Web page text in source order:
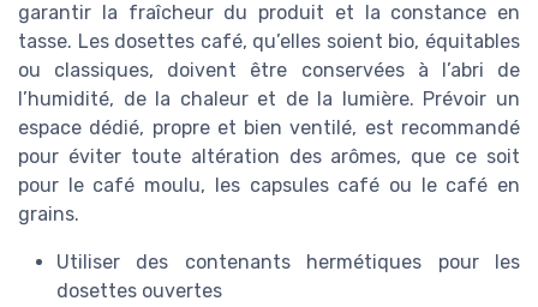
garantir la fraîcheur du produit et la constance en
tasse. Les dosettes café, qu’elles soient bio, équitables
ou classiques, doivent être conservées à l’abri de
l’humidité, de la chaleur et de la lumière. Prévoir un
espace dédié, propre et bien ventilé, est recommandé
pour éviter toute altération des arômes, que ce soit
pour le café moulu, les capsules café ou le café en
grains.
Utiliser des contenants hermétiques pour les
dosettes ouvertes